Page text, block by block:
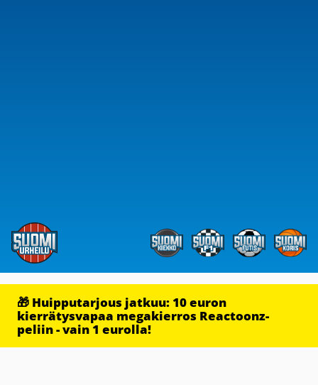
🎁 Huipputarjous jatkuu: 10 euron
kierrätysvapaa megakierros Reactoonz-
peliin - vain 1 eurolla!